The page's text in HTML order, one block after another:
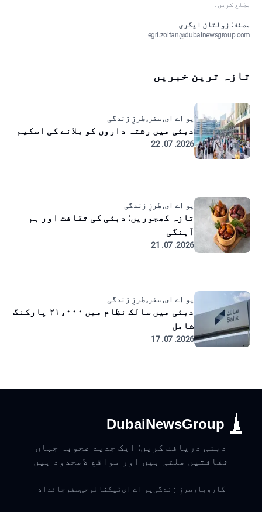
مطلع کریں ۔
مصنف: زولتان ایگری
egri.zoltan@dubainewsgroup.com
تازہ ترین خبریں
یو اے ای, سفر, طرزِ زندگی
دبئی میں رشتہ داروں کو بلانے کی اسکیم
2026. 07. 22
یو اے ای, طرزِ زندگی
تازہ کھجوریں: دبئی کی ثقافت اور ہم
آہنگی
2026. 07. 21
یو اے ای, سفر, طرزِ زندگی
دبئی میں سالک نظام میں ۲۱،۰۰۰ پارکنگ
شامل
2026. 07. 17
DubaiNewsGroup
دبئی دریافت کریں: ایک جدید عجوبہ جہاں
ثقافتیں ملتی ہیں اور مواقع لامحدود ہیں
کاروبار طرزِ زندگی یو اے ایٹیکنالوجیسفر جائداد